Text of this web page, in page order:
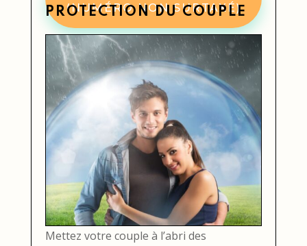
(NUMÉRO NON SURTAXÉ)
PROTECTION DU COUPLE
Mettez votre couple à l’abri des